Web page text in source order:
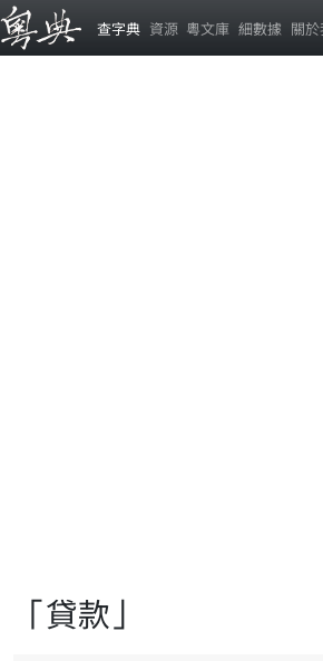
查字典 資源 粵文庫 細數據 關
「貸款」